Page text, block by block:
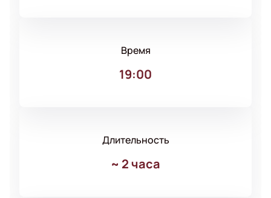
Время
19:00
Длительность
~ 2 часа